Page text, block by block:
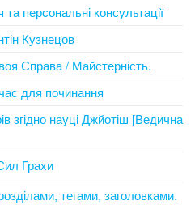
персональні консультації
Кузнецов
Справа / Майстерність.
для починання
згідно науці Джйотіш [Ведична
Грахи
тегами, заголовками.